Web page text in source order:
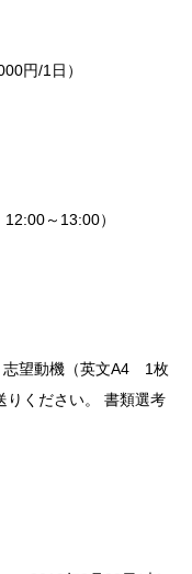
円/1日）
～13:00）
志望動機（英文A4 1枚
ください。
書類選考